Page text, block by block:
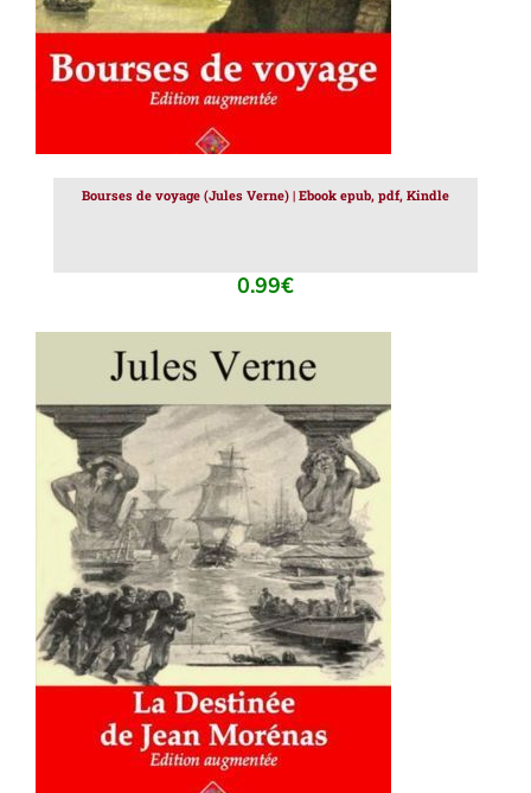
Bourses de voyage (Jules Verne) | Ebook epub, pdf, Kindle
0.99€
AJOUTER AU PANIER / DÉTAILS